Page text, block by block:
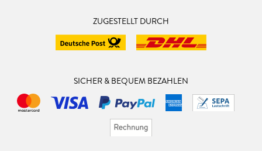
ZUGESTELLT DURCH
SICHER & BEQUEM BEZAHLEN